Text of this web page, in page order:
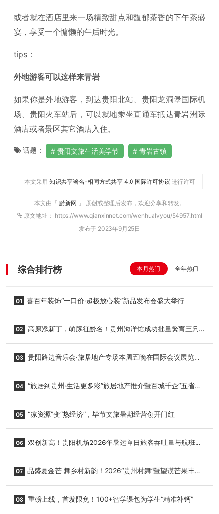
或者就在酒店里来一场精致甜点和馥郁茶香的下午茶盛
宴，享受一个慵懒的午后时光。
tips：
外地游客可以这样来青岩
如果你是外地游客，到达贵阳北站、贵阳龙洞堡国际机
场、贵阳火车站后，可以就地乘坐直通车抵达青岩洲际
酒店或者景区其它酒店入住。
话题： 贵阳文旅生活美学节 青岩古镇
本文采用 知识共享署名-相同方式共享 4.0 国际许可协议 进行许可
本文由「 黔新网 」 原创或整理后发布，欢迎分享和转发。
原文地址： https://www.qianxinnet.com/wenhualvyou/54957.html
发布于 2023年9月25日
综合排行榜 本月热门 全年热门
01 喜百年装饰“一口价·超极放心装”新品发布会盛大举行
02 高原添新丁，萌豚征黔名！贵州海洋馆成功批量繁育三只
03 贵阳路边音乐会·旅居地产专场本周五晚在国际会议展览中
04 “旅居到贵州·生活更多彩”旅居地产推介暨百城千企“五省
05 “凉资源”变“热经济”，毕节文旅暑期经营创开门红
06 双创新高！贵阳机场2026年暑运单日旅客吞吐量与航班起
07 品盛夏金芒 舞乡村新韵！2026“贵州村舞”暨望谟芒果丰收
08 重磅上线，首发限免！100+智学课包为学生“精准补钙”